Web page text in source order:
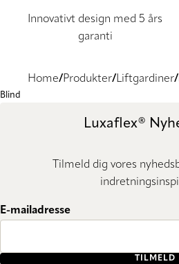
Innovativt design med 5 års
garanti
Home Produkter Liftgardiner
Blind
Luxaflex®
Tilmeld dig vores
E-mailadresse
TILMELD